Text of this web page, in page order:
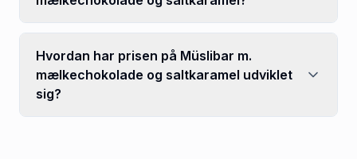
Hvordan har prisen på Müslibar m.
mælkechokolade og saltkaramel udviklet
sig?